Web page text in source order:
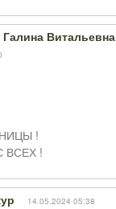
Галина Витальевна
!
!
14.05.2024 05:38